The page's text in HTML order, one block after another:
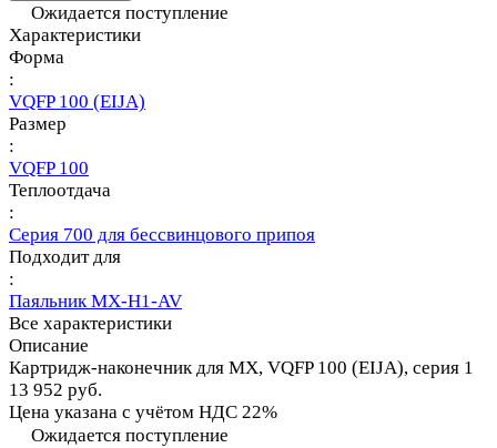
Ожидается поступление
Характеристики
Форма
:
VQFP 100 (EIJA)
Размер
:
VQFP 100
Теплоотдача
:
Серия 700 для бессвинцового припоя
Подходит для
:
Паяльник MX-H1-AV
Все характеристики
Описание
Картридж-наконечник для MX, VQFP 100 (EIJA), серия 1
13 952 руб.
Цена указана с учётом НДС 22%
Ожидается поступление